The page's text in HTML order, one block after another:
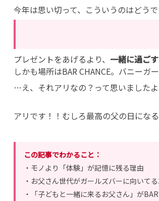
今年は思い切って、こういうのはどうで
プレゼントをあげるより、 一緒に過ご
しかも場所はBAR CHANCE。バニーガ
…え、それアリなの？って思いましたよ
アリです！！むしろ最高の父の日にな
この記事でわかること：
・モノより「体験」が記憶に残る理由
・お父さん世代がガールズバーに向いて
・「子どもと一緒に来るお父さん」が